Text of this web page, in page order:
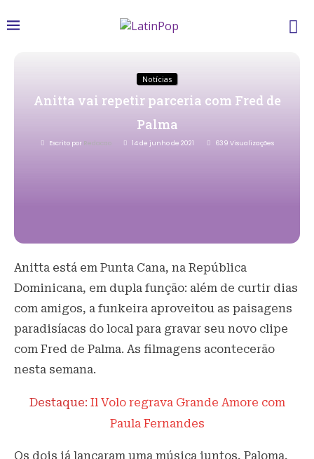
Notícias
Anitta vai repetir parceria com Fred de
Palma
Escrito por Redacao 14 de junho de 2021 639 Visualizações
Anitta está em Punta Cana, na República
Dominicana, em dupla função: além de curtir dias
com amigos, a funkeira aproveitou as paisagens
paradisíacas do local para gravar seu novo clipe
com Fred de Palma. As filmagens acontecerão
nesta semana.
Destaque: Il Volo regrava Grande Amore com
Paula Fernandes
Os dois já lançaram uma música juntos, Paloma,